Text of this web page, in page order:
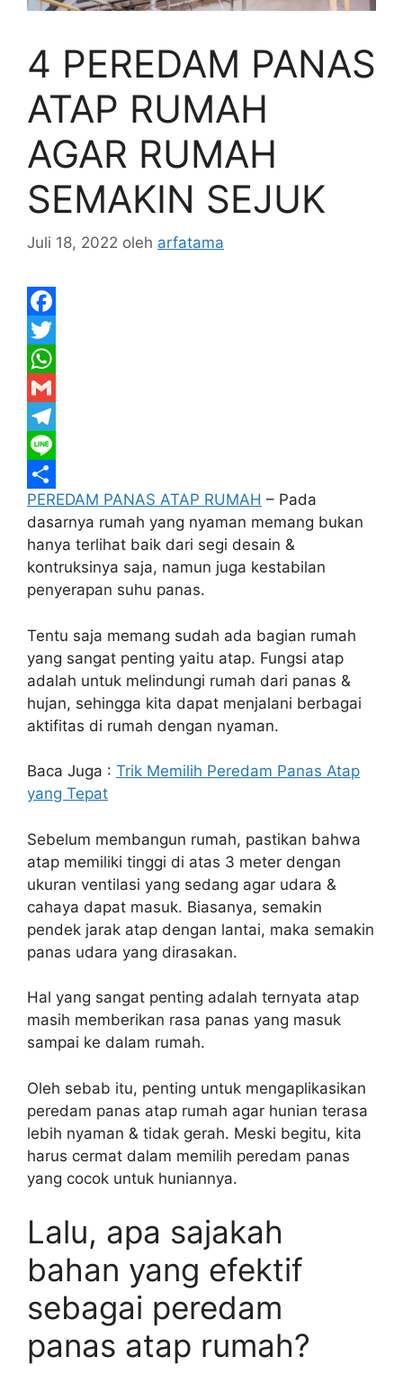
4 PEREDAM PANAS
ATAP RUMAH
AGAR RUMAH
SEMAKIN SEJUK
Juli 18, 2022 oleh arfatama
F
a
c
e
b
o
o
k
T
w
t
e
r
W
h
a
s
A
p
p
G
m
a
i
l
T
e
l
e
g
r
L
i
n
e
S
h
a
r
PEREDAM PANAS ATAP RUMAH – Pada
dasarnya rumah yang nyaman memang bukan
hanya terlihat baik dari segi desain &
kontruksinya saja, namun juga kestabilan
penyerapan suhu panas.
Tentu saja memang sudah ada bagian rumah
yang sangat penting yaitu atap. Fungsi atap
adalah untuk melindungi rumah dari panas &
hujan, sehingga kita dapat menjalani berbagai
aktifitas di rumah dengan nyaman.
Baca Juga : Trik Memilih Peredam Panas Atap
yang Tepat
Sebelum membangun rumah, pastikan bahwa
atap memiliki tinggi di atas 3 meter dengan
ukuran ventilasi yang sedang agar udara &
cahaya dapat masuk. Biasanya, semakin
pendek jarak atap dengan lantai, maka semakin
panas udara yang dirasakan.
Hal yang sangat penting adalah ternyata atap
masih memberikan rasa panas yang masuk
sampai ke dalam rumah.
Oleh sebab itu, penting untuk mengaplikasikan
peredam panas atap rumah agar hunian terasa
lebih nyaman & tidak gerah. Meski begitu, kita
harus cermat dalam memilih peredam panas
yang cocok untuk huniannya.
Lalu, apa sajakah
bahan yang efektif
sebagai peredam
panas atap rumah?